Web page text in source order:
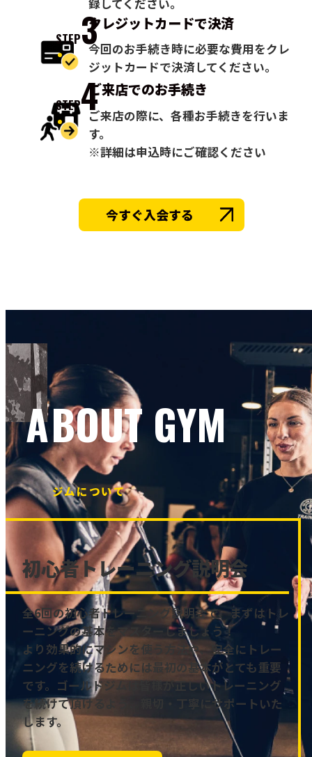
STEP3クレジットカードで決済
今回のお手続き時に必要な費用をクレ
ジットカードで決済してください。
STEP4ご来店でのお手続き
ご来店の際に、各種お手続きを行いま
す。
※詳細は申込時にご確認ください
今すぐ入会する
ABOUT GYM
ジムについて
初心者トレーニング説明会
全6回の初心者トレーニング説明会で、まずはトレ
ーニングの基本をマスターしましょう！
より効果的にマシンを使う方法や、安全にトレー
ニングを続けるためには最初の基本がとても重要
です。ゴールドジムは皆様が正しいトレーニング
を続けて頂けるよう、親切・丁寧にサポートいた
します。